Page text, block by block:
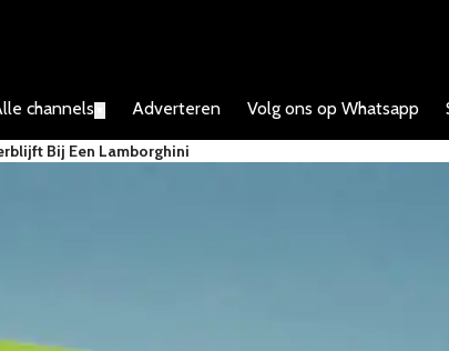
channels Adverteren Volg ons op Whatsapp
Bij Een Lamborghini